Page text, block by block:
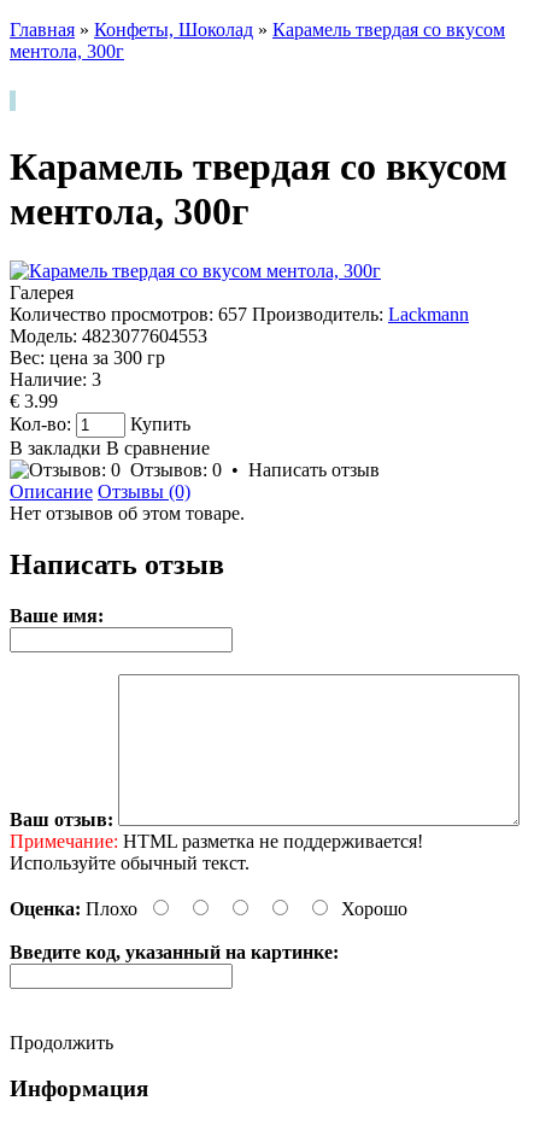
Главная » Конфеты, Шоколад » Карамель твердая со вкусом
ментола, 300г
Карамель твердая со вкусом
ментола, 300г
Галерея
Количество просмотров: 657 Производитель: Lackmann
Модель: 4823077604553
Вес: цена за 300 гр
Наличие: 3
€ 3.99
Кол-во:
Купить
В закладки В сравнение
Отзывов: 0 • Написать отзыв
Описание Отзывы (0)
Нет отзывов об этом товаре.
Написать отзыв
Ваше имя:
Ваш отзыв:
Примечание: HTML разметка не поддерживается!
Используйте обычный текст.
Оценка: Плохо Хорошо
Введите код, указанный на картинке:
Продолжить
Информация